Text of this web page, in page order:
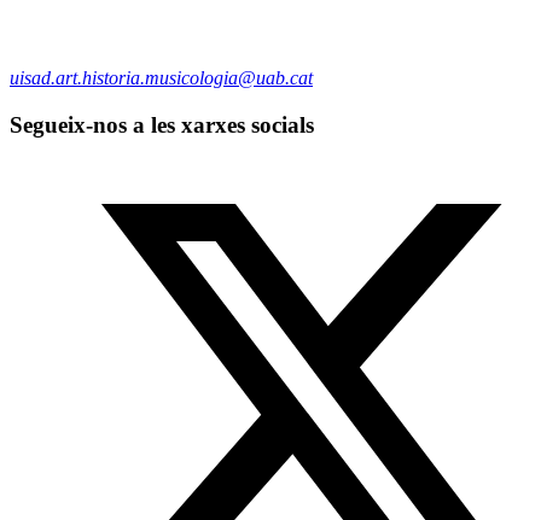
uisad.art.historia.musicologia@uab.cat
Segueix-nos a les xarxes socials